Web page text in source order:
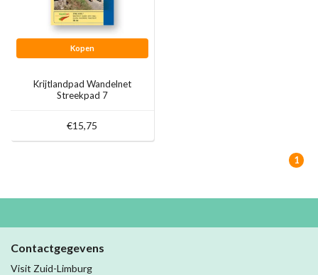
Kopen
Krijtlandpad Wandelnet
Streekpad 7
€15,75
1
Contactgegevens
Visit Zuid-Limburg